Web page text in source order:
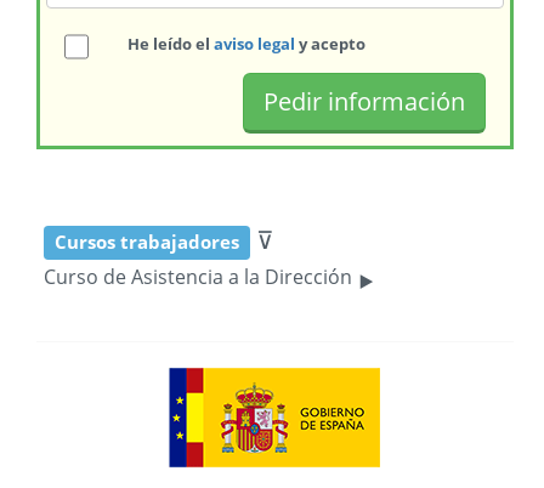
He leído el aviso legal y acepto
Cursos trabajadores ⊽
Curso de Asistencia a la Dirección ‣